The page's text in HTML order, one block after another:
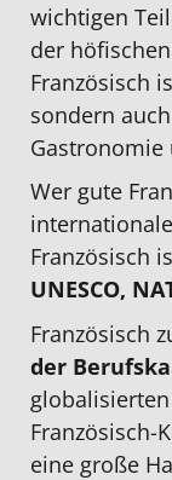
wichtigen
der
Französisch
sondern
Gastronomie
Wer gute
Französisch
UNESCO,
Französisch
der
Französisch-
eine große